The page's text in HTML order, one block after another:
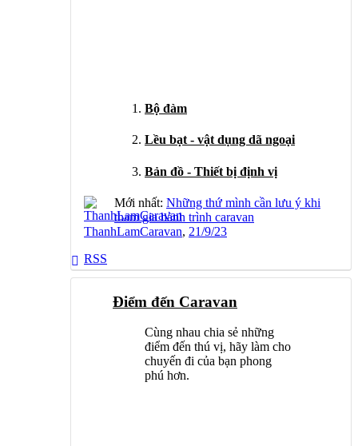
Bộ đàm
Lều bạt - vật dụng dã ngoại
Bản đồ - Thiết bị định vị
Mới nhất: Những thứ mình cần lưu ý khi
tham gia hành trình caravan
ThanhLamCaravan, 21/9/23
RSS
Điểm đến Caravan
Cùng nhau chia sẻ những
điểm đến thú vị, hãy làm cho
chuyến đi của bạn phong
phú hơn.